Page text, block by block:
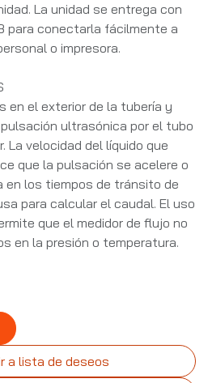
La unidad se entrega con
para conectarla fácilmente a
o impresora.
en el exterior de la tubería y
ultrasónica por el tubo
La velocidad del líquido que
que la pulsación se acelere o
en los tiempos de tránsito de
para calcular el caudal. El uso
que el medidor de flujo no
en la presión o temperatura.
a lista de deseos